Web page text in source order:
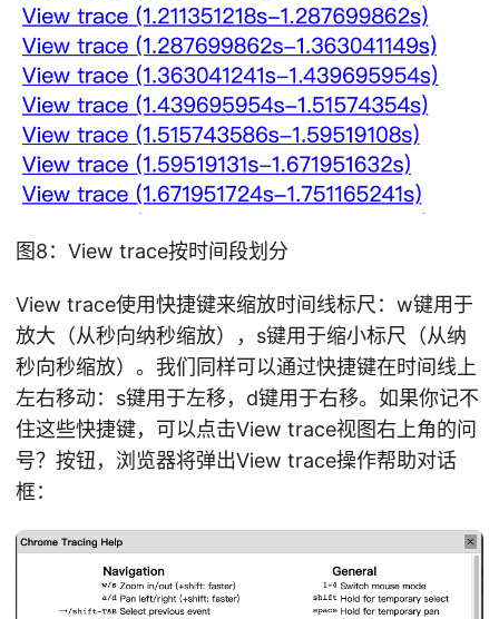
图8：View trace按时间段划分
View trace使用快捷键来缩放时间线标尺：w键用于
放大（从秒向纳秒缩放），s键用于缩小标尺（从纳
秒向秒缩放）。我们同样可以通过快捷键在时间线上
左右移动：s键用于左移，d键用于右移。如果你记不
住这些快捷键，可以点击View trace视图右上角的问
号？按钮，浏览器将弹出View trace操作帮助对话
框：